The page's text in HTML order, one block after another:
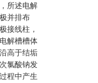
所述电解
并排布
接线柱，
解槽槽体
高于结垢
氯酸钠发
程中产生